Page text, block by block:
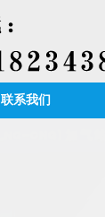
联系我们